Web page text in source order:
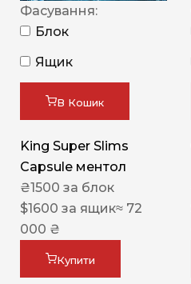
Фасування:
Блок
Ящик
В Кошик
King Super Slims
Capsule ментол
₴1500 за блок
$1600 за ящик≈ 72
000 ₴
Купити